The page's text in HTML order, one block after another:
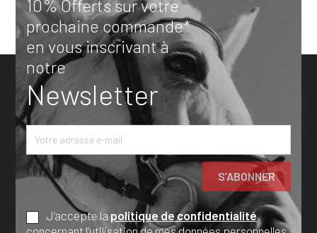
10% Offerts sur votre
prochaine commande*
en vous inscrivant à
notre
Newsletter
J’accepte lapolitique de confidentialité